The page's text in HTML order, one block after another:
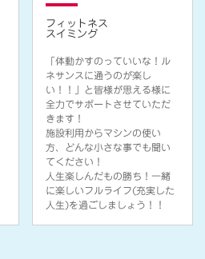
フィットネス
スイミング
「体動かすのっていいな！ル
ネサンスに通うのが楽し
い！！」と皆様が思える様に
全力でサポートさせていただ
きます！
施設利用からマシンの使い
方、どんな小さな事でも聞い
てください！
人生楽しんだもの勝ち！一緒
に楽しいフルライフ(充実した
人生)を過ごしましょう！！